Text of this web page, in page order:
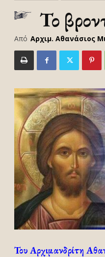
Το
Από Αρχιμ. Αθανάσιος
Του Αρχιμανδρίτη